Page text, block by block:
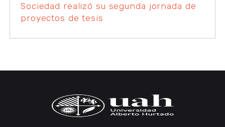
Sociedad realizó su segunda jornada de
proyectos de tesis